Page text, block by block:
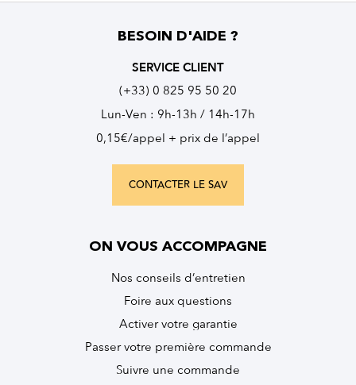
BESOIN D'AIDE ?
SERVICE CLIENT
(+33) 0 825 95 50 20
Lun-Ven : 9h-13h / 14h-17h
0,15€/appel + prix de l’appel
CONTACTER LE SAV
ON VOUS ACCOMPAGNE
Nos conseils d’entretien
Foire aux questions
Activer votre garantie
Passer votre première commande
Suivre une commande